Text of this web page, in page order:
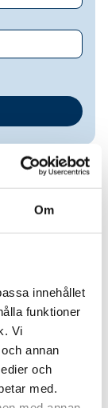
Om
innehållet
funktioner
Vi
annan
och
med.